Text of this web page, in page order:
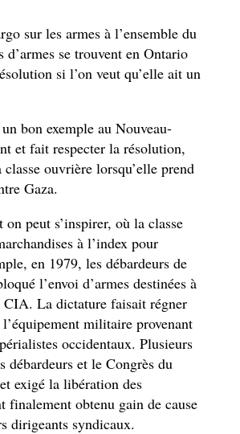
sur les armes à l’ensemble du
se trouvent en Ontario
si l’on veut qu’elle ait un
bon exemple au Nouveau-
et fait respecter la résolution,
ouvrière lorsqu’elle prend
Gaza.
peut s’inspirer, où la classe
à l’index pour
en 1979, les débardeurs de
l’envoi d’armes destinées à
La dictature faisait régner
militaire provenant
occidentaux. Plusieurs
débardeurs et le Congrès du
exigé la libération des
obtenu gain de cause
dirigeants syndicaux.